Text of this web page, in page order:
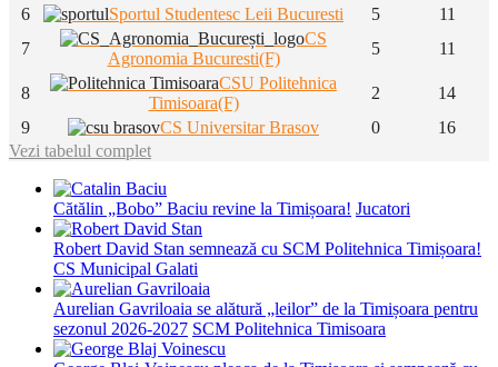
6
Sportul Studentesc Leii Bucuresti 5
11
7
CS
Agronomia Bucuresti(F)
5 11
8
CSU Politehnica
Timisoara(F)
2
14
9
CS Universitar Brasov 0
16
Vezi tabelul complet
Cătălin „Bobo” Baciu revine la Timișoara! Jucatori
Robert David Stan semnează cu SCM Politehnica Timișoara!
CS Municipal Galati
Aurelian Gavriloaia se alătură „leilor” de la Timișoara pentru
sezonul 2026-2027 SCM Politehnica Timisoara